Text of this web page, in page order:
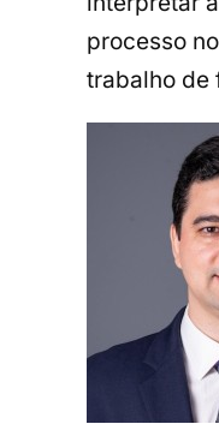
processo
trabalho de